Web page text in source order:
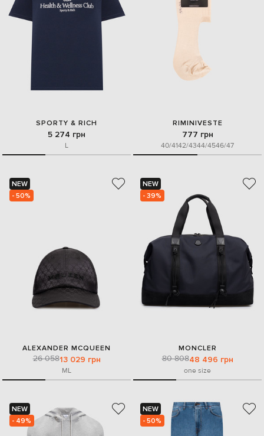
SPORTY & RICH
5 274 грн
L
RIMINIVESTE
777 грн
40/4142/4344/4546/47
NEW
- 50%
ALEXANDER MCQUEEN
26 05813 029 грн
ML
NEW
- 39%
MONCLER
80 80848 496 грн
one size
NEW
- 49%
NEW
- 50%